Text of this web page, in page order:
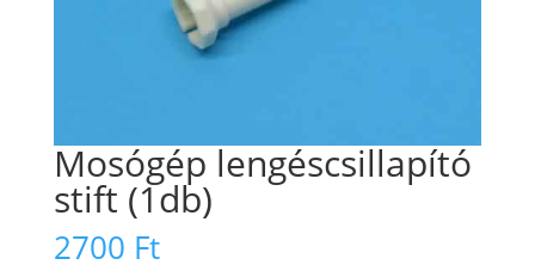
Mosógép lengéscsillapító
stift (1db)
2700 Ft